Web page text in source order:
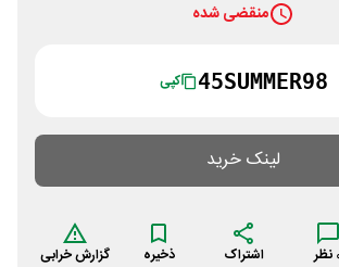
منقضی شده
45SUMMER98 کپی
لینک خرید
نظر اشتراک ذخیره گزارش خرابی